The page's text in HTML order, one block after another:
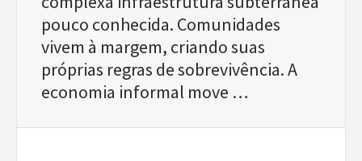
pouco conhecida. Comunidades
vivem à margem, criando suas
próprias regras de sobrevivência. A
economia informal move …